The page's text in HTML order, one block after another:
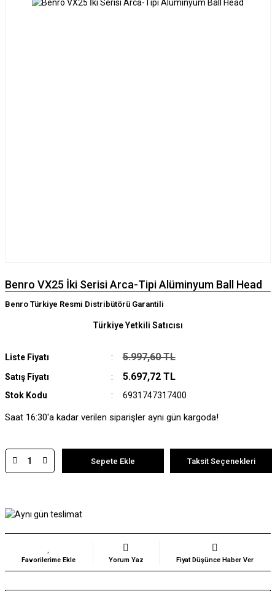
Benro VX25 İki Serisi Arca-Tipi Alüminyum Ball Head
Benro Türkiye Resmi Distribütörü Garantili
Liste Fiyatı 5.997,60 TL
Satış Fiyatı 5.697,72 TL
Stok Kodu 6931747317400
Türkiye Yetkili Satıcısı
Saat 16:30'a kadar verilen siparişler aynı gün kargoda!
Sepete Ekle Taksit Seçenekleri
Yorum Yaz Fiyat Düşünce Haber Ver